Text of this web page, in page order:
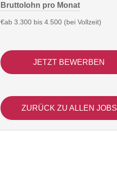
Bruttolohn pro Monat
€ab 3.300 bis 4.500 (bei Vollzeit)
JETZT BEWERBEN
ZURÜCK ZU ALLEN JOBS